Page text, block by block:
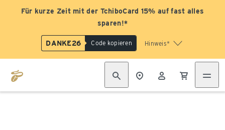
Für kurze Zeit mit der TchiboCard 15% auf fast alles
sparen!*
DANKE26 Code kopieren Hinweis*